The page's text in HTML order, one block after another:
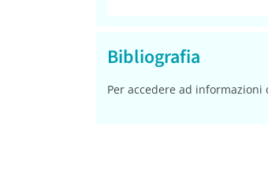
Bibliografia
Per accedere ad